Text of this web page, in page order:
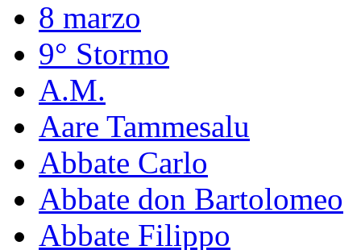
8 marzo
9° Stormo
A.M.
Aare Tammesalu
Abbate Carlo
Abbate don Bartolomeo
Abbate Filippo